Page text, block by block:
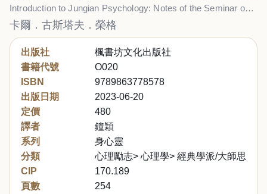
Introduction to Jungian Psychology: Notes of the Seminar on Analytical Psychology Given in 1925
卡爾．古斯塔夫．榮格
出版社
楓書坊文化出版社
書籍代號
O020
ISBN
9789863778578
出版日期
2023-06-20
定價
480
譯者
鐘穎
系列
身心靈
分類
心理勵志> 心理學> 經典學派/大師思想
CIP
170.189
頁數
254